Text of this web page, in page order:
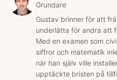
Grundare
Gustav brinner för att
underlätta för andra att
Med en examen som
siffror och matematik
när han själv ville
upptäckte bristen på